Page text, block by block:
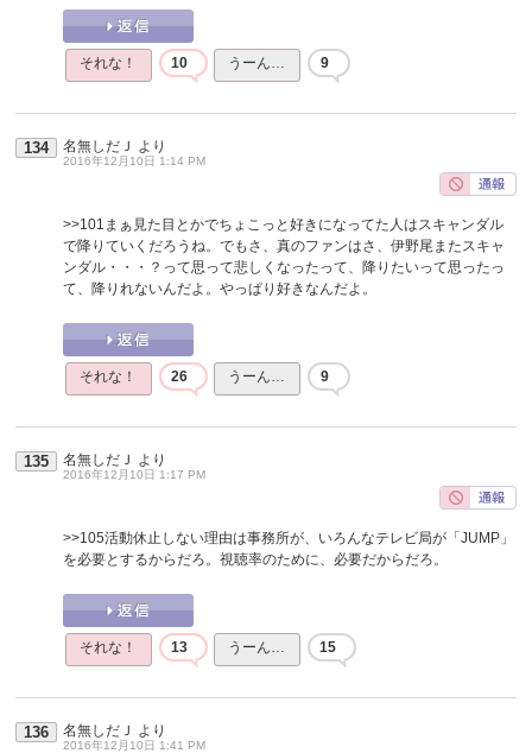
それな！ 10 うーん… 9
134 名無しだＪ より
2016年12月10日 1:14 PM
>>101 まぁ見た目とかでちょこっと好きになってた人はスキャンダル
で降りていくだろうね。でもさ、真のファンはさ、伊野尾またスキャ
ンダル・・・？って思って悲しくなったって、降りたいって思ったっ
て、降りれないんだよ。やっぱり好きなんだよ。
それな！ 26 うーん… 9
135 名無しだＪ より
2016年12月10日 1:17 PM
>>105活動休止しない理由は事務所が、いろんなテレビ局が「JUMP」
を必要とするからだろ。視聴率のために、必要だからだろ。
それな！ 13 うーん… 15
136 名無しだＪ より
2016年12月10日 1:41 PM